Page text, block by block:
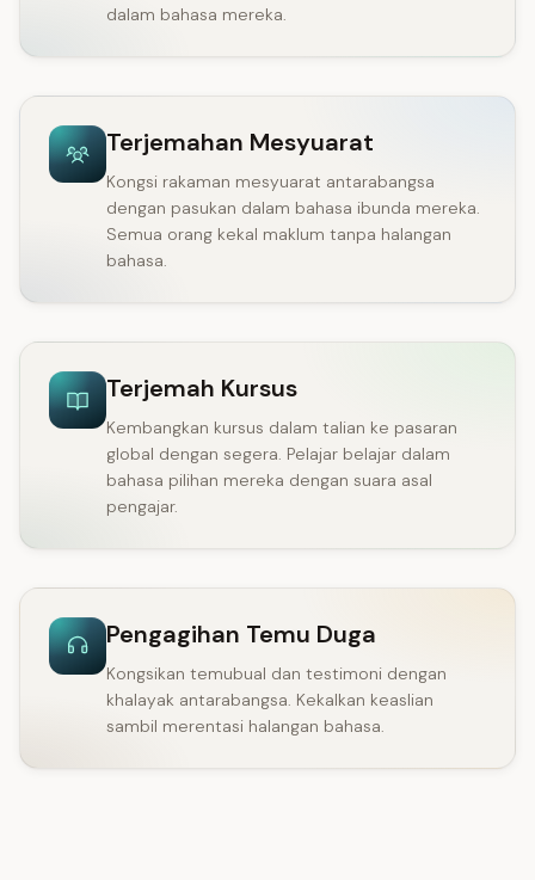
dalam bahasa mereka.
Terjemahan Mesyuarat
Kongsi rakaman mesyuarat antarabangsa
dengan pasukan dalam bahasa ibunda mereka.
Semua orang kekal maklum tanpa halangan
bahasa.
Terjemah Kursus
Kembangkan kursus dalam talian ke pasaran
global dengan segera. Pelajar belajar dalam
bahasa pilihan mereka dengan suara asal
pengajar.
Pengagihan Temu Duga
Kongsikan temubual dan testimoni dengan
khalayak antarabangsa. Kekalkan keaslian
sambil merentasi halangan bahasa.